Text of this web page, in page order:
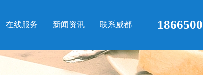
在线服务 新闻资讯 联系威都